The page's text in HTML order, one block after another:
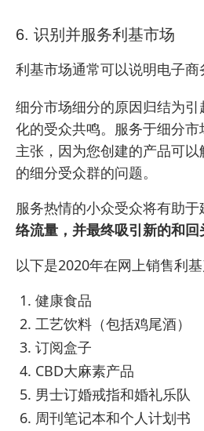
6. 识别并服务利基市场
利基市场通常可以说明电子商
细分市场细分的原因归结为
化的受众共鸣。服务于细分
主张，因为您创建的产品可
的细分受众群的问题。
服务热情的小众受众将有助于
络流量，并最终吸引新的和回
以下是2020年在网上销售利
健康食品
工艺饮料（包括鸡尾酒）
订阅盒子
CBD大麻素产品
男士订婚戒指和婚礼乐队
周刊笔记本和个人计划书